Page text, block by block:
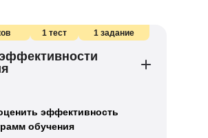
1 тест 1 задание
эффективность
обучения